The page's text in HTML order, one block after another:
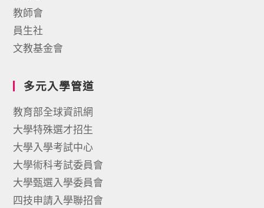
教師會
員生社
文教基金會
多元入學管道
教育部全球資訊網
大學特殊選才招生
大學入學考試中心
大學術科考試委員會
大學甄選入學委員會
四技申請入學聯招會